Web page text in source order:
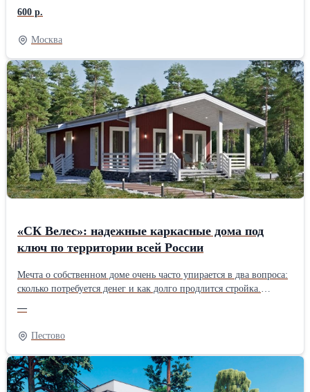
ямочным ремонтом, строительством дорог, укладкой асфальтовой
крошки, установкой бортовых камней, тротуарной плитки и
благоустройством территорий. Работаем под ключ: от
подготовки основания до готового покрытия. Выезд специалиста
на объект бесплатно. Поможем подобрать решение под ваш
бюджет и бесплатно составим 3–5 вариантов сметы. При объёме
от 1500 м2 даём скидку до 10%. Берёмся и за небольшие заказы
— дворы, парковки, подъезды, отмостки. Используем
качественный асфальт с проверенных заводов, современную
технику и опытные бригады. Гарантируем соблюдение сроков и
технологий. Цены начинаются от 600 руб./м2. Точную стоимость
рассчитаем после осмотра объекта. Звоните или пишите —
ответим на все вопросы и приедем посмотреть ваш участок.
600 р.
Москва
«СК Велес»: надежные каркасные дома под
ключ по территории всей России
Мечта о собственном доме очень часто упирается в два вопроса:
сколько потребуется денег и как долго продлится стройка.
которое сделает мечту доступнее – банрхаусы собственного
изготовления – современные, надежные и по разумной
стоимости. Подрядчик осуществляет работу по всей России и
предлагает большой выбор проектов для дачи и постоянного
проживания, а в зависимости от бюджета доступны
разнообразные комплектации: с отделкой и без нее. Особенности
—
Пестово